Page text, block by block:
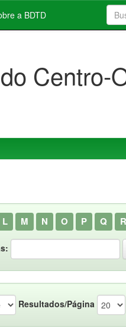
a BDTD
Centro-
L M N O P Q R
Resultados/Página